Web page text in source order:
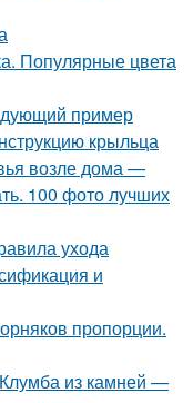
Популярные цвета
пример
крыльца
возле дома —
100 фото лучших
ухода
и
пропорции.
из камней —